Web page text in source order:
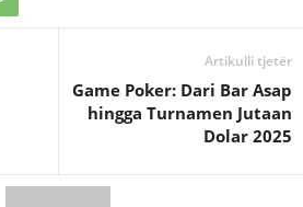
Artikulli tjetër
Game Poker: Dari Bar Asap
hingga Turnamen Jutaan
Dolar 2025